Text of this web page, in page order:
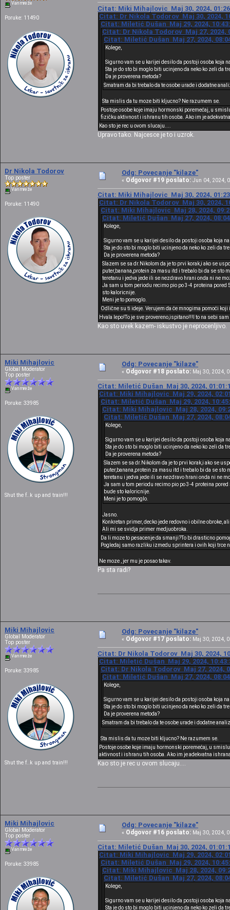
Van mreže
Poruke: 11490
Citat: Miki Mihajlovic Maj 30, 2024,
Citat: Dr Nikola Todorov Maj 30, 2024,
Citat: Miletić Dušan Maj 29, 2024,
Citat: Dr Nikola Todorov Maj 27, 2024,
Citat: Miletić Dušan Maj 27, 2024,
Kolege,
Sigurno vam se u karijei desilo da postoji osoba koja
Sta je do sto bi moglo biti ucinjeno da neko ko zeli da
Da je proverena metoda?
Smatram da bi trebalo da te osobe urade i dodatne
Sta mislis da tu moze biti kljucno? Ne razumem se.
Postoje osobe koje imaju hormonski poremećaj, u
fizičku aktivnost i ishranu tih osoba. Ako im je
Kao sto je rec u ovom slucaju....
Upravo tako. Najcesce je to i uzrok.
Dr Nikola Todorov
Top poster
Van mreže
Poruke: 11490
Odg: Povecanje "kilaze"
« Odgovor #19 poslato: Jun 04, 2024,
Citat: Miki Mihajlovic Maj 30, 2024,
Citat: Dr Nikola Todorov Maj 30, 2024,
Citat: Miki Mihajlovic Maj 28, 2024,
Citat: Miletić Dušan Maj 27, 2024,
Kolege,
Sigurno vam se u karijei desilo da postoji osoba koja
Sta je do sto bi moglo biti ucinjeno da neko ko zeli da
Da je proverena metoda?
Slazem se sa dr.Nikolom da je to prvi korak,i ako se
puter,banana,protein za masu itd i trebalo bi da se sto
teretanu i jedva jede ili se nezdravo hrani onda ni ne
Ja sam u tom periodu recimo pio po 3-4 proteina
sto kaloricnije.
Meni je to pomoglo.
Odlične su ti ideje. Verujem da će mnogima pomoći koji
Hvala lepo!To je sve provereno,ispitano!!!I to na sebi
Kao sto uvek kazem- iskustvo je neprocenljivo.
Miki Mihajlovic
Global Moderator
Top poster
Van mreže
Poruke: 33985
Shut the f..k up and train!!!
Odg: Povecanje "kilaze"
« Odgovor #18 poslato: Maj 30, 2024,
Citat: Miletić Dušan Maj 30, 2024,
Citat: Miki Mihajlovic Maj 29, 2024,
Citat: Miletić Dušan Maj 29, 2024,
Citat: Miki Mihajlovic Maj 28, 2024,
Citat: Miletić Dušan Maj 27, 2024,
Kolege,
Sigurno vam se u karijei desilo da postoji osoba koja
Sta je do sto bi moglo biti ucinjeno da neko ko zeli da
Da je proverena metoda?
Slazem se sa dr.Nikolom da je to prvi korak,i ako se
puter,banana,protein za masu itd i trebalo bi da se
teretanu i jedva jede ili se nezdravo hrani onda ni ne
Ja sam u tom periodu recimo pio po 3-4 proteina
bude sto kaloricnije.
Meni je to pomoglo.
Jasno.
Konkretan primer, decko jede redovno i obilne obroke,
Ali mi se svidja primer medjuobroka.
Da li moze to pesacenje da smanji?To bi drasticno
Pogledaj samo razliku izmedu sprintera i ovih koji trce
Ne moze , jer mu je posao takav.
Pa sta radi?
Miki Mihajlovic
Global Moderator
Top poster
Van mreže
Poruke: 33985
Shut the f..k up and train!!!
Odg: Povecanje "kilaze"
« Odgovor #17 poslato: Maj 30, 2024,
Citat: Dr Nikola Todorov Maj 30, 2024,
Citat: Miletić Dušan Maj 29, 2024,
Citat: Dr Nikola Todorov Maj 27, 2024,
Citat: Miletić Dušan Maj 27, 2024,
Kolege,
Sigurno vam se u karijei desilo da postoji osoba koja
Sta je do sto bi moglo biti ucinjeno da neko ko zeli da
Da je proverena metoda?
Smatram da bi trebalo da te osobe urade i dodatne
Sta mislis da tu moze biti kljucno? Ne razumem se.
Postoje osobe koje imaju hormonski poremećaj, u
aktivnost i ishranu tih osoba. Ako im je adekvatna
Kao sto je rec u ovom slucaju....
Miki Mihajlovic
Global Moderator
Top poster
Van mreže
Poruke: 33985
Odg: Povecanje "kilaze"
« Odgovor #16 poslato: Maj 30, 2024,
Citat: Miletić Dušan Maj 30, 2024,
Citat: Miki Mihajlovic Maj 29, 2024,
Citat: Miletić Dušan Maj 29, 2024,
Citat: Miki Mihajlovic Maj 28, 2024,
Citat: Miletić Dušan Maj 27, 2024,
Kolege,
Sigurno vam se u karijei desilo da postoji osoba koja
Sta je do sto bi moglo biti ucinjeno da neko ko zeli da